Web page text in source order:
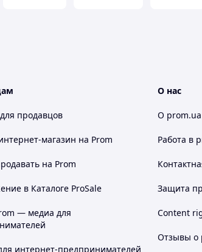
продавцов
магазин на Prom
на Prom
в Каталоге ProSale
— медиа для
интернет-предпринимателей
О нас
О prom.ua
Работа в
Защита
Content
Отзывы о